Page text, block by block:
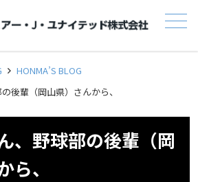
メニュー
HONMA’S BLOG
後輩（岡山県）さんから、
、野球部の後輩（岡
ら、